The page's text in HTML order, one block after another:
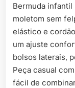
Bermuda
moletom sem
elástico e
um ajuste
bolsos laterais,
Peça casual
fácil de